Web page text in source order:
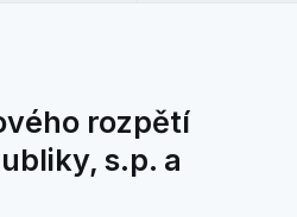
rozpětí
s.p. a